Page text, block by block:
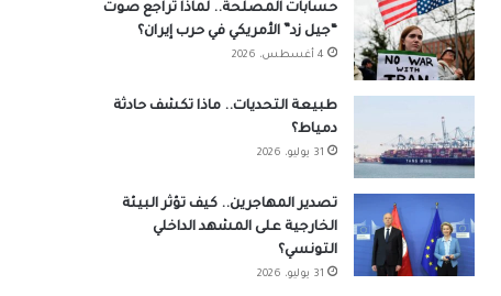
حسابات المصلحة.. لماذا تراجع صوت
“جيل زد” الأمريكي في حرب إيران؟
4 أغسطس، 2026
طبيعة التحديات.. ماذا تكشف حادثة
دمياط؟
31 يوليو، 2026
تصدير المهاجرين.. كيف تؤثر البيئة
الخارجية على المشهد الداخلي
التونسي؟
31 يوليو، 2026